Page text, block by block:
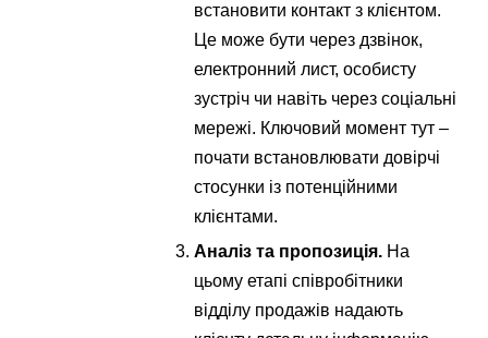
встановити контакт з клієнтом.
Це може бути через дзвінок,
електронний лист, особисту
зустріч чи навіть через соціальні
мережі. Ключовий момент тут –
почати встановлювати довірчі
стосунки із потенційними
клієнтами.
Аналіз та пропозиція. На
цьому етапі співробітники
відділу продажів надають